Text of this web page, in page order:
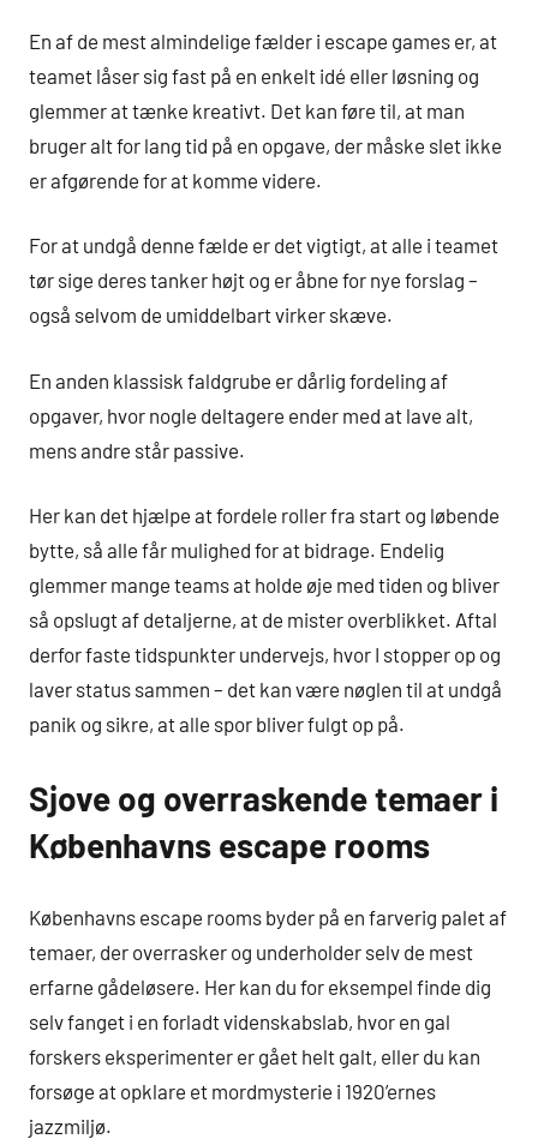
En af de mest almindelige fælder i escape games er, at
teamet låser sig fast på en enkelt idé eller løsning og
glemmer at tænke kreativt. Det kan føre til, at man
bruger alt for lang tid på en opgave, der måske slet ikke
er afgørende for at komme videre.
For at undgå denne fælde er det vigtigt, at alle i teamet
tør sige deres tanker højt og er åbne for nye forslag –
også selvom de umiddelbart virker skæve.
En anden klassisk faldgrube er dårlig fordeling af
opgaver, hvor nogle deltagere ender med at lave alt,
mens andre står passive.
Her kan det hjælpe at fordele roller fra start og løbende
bytte, så alle får mulighed for at bidrage. Endelig
glemmer mange teams at holde øje med tiden og bliver
så opslugt af detaljerne, at de mister overblikket. Aftal
derfor faste tidspunkter undervejs, hvor I stopper op og
laver status sammen – det kan være nøglen til at undgå
panik og sikre, at alle spor bliver fulgt op på.
Sjove og overraskende temaer i
Københavns escape rooms
Københavns escape rooms byder på en farverig palet af
temaer, der overrasker og underholder selv de mest
erfarne gådeløsere. Her kan du for eksempel finde dig
selv fanget i en forladt videnskabslab, hvor en gal
forskers eksperimenter er gået helt galt, eller du kan
forsøge at opklare et mordmysterie i 1920’ernes
jazzmiljø.